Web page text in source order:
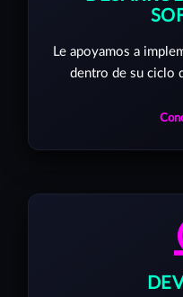
Le apoyamos a
dentro de su ciclo